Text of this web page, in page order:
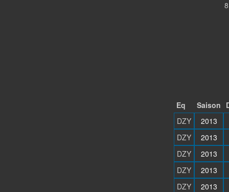
Eq Saison
DZY
2013
DZY
2013
DZY
2013
DZY
2013
DZY
2013